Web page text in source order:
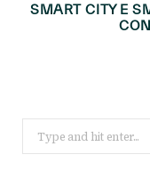
SMART CITY E
for: